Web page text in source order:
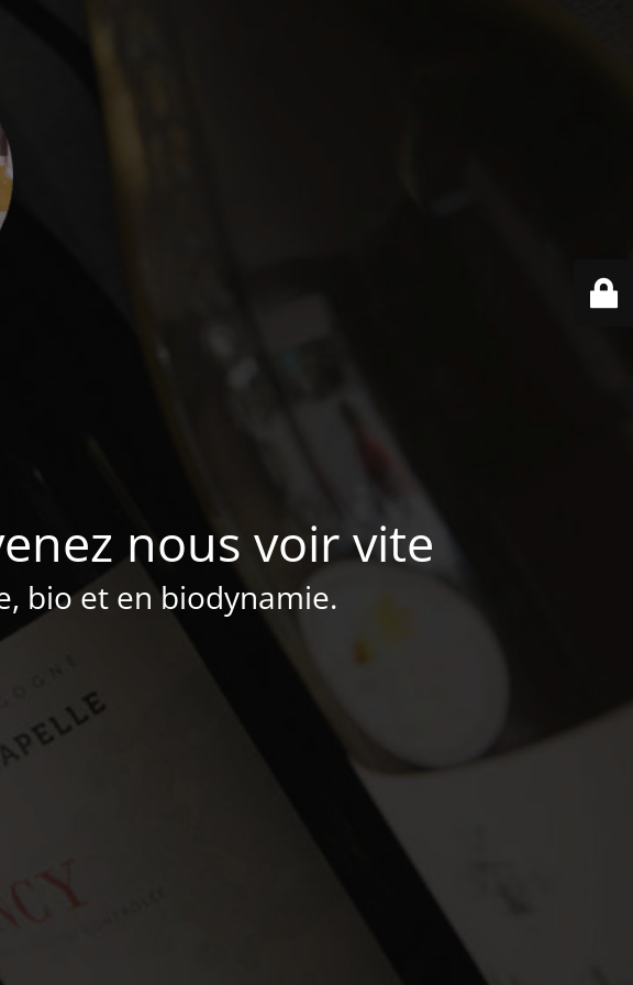
nous voir vite
bio et en biodynamie.